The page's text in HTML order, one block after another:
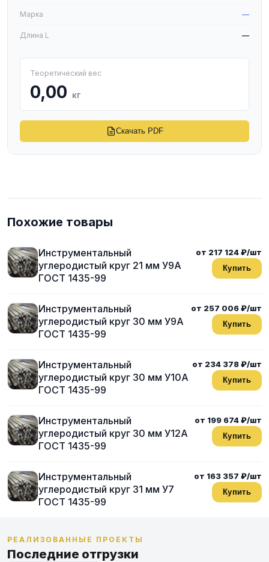
Марка —
Длина L —
Теоретический вес
0,00 кг
Скачать PDF
Похожие товары
Инструментальный
углеродистый круг 21 мм У9А
ГОСТ 1435-99
от 217 124 ₽/шт
Купить
Инструментальный
углеродистый круг 30 мм У9А
ГОСТ 1435-99
от 257 006 ₽/шт
Купить
Инструментальный
углеродистый круг 30 мм У10А
ГОСТ 1435-99
от 234 378 ₽/шт
Купить
Инструментальный
углеродистый круг 30 мм У12А
ГОСТ 1435-99
от 199 674 ₽/шт
Купить
Инструментальный
углеродистый круг 31 мм У7
ГОСТ 1435-99
от 163 357 ₽/шт
Купить
РЕАЛИЗОВАННЫЕ ПРОЕКТЫ
Последние отгрузки